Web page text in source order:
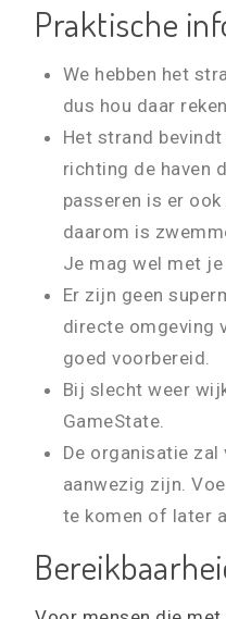
Praktische
We hebben het
dus hou daar
Het strand
richting de haven
passeren is er
daarom is
Je mag wel met
Er zijn geen
directe omgeving
goed voorbereid.
Bij slecht weer
GameState.
De organisatie zal
aanwezig zijn.
te komen of later